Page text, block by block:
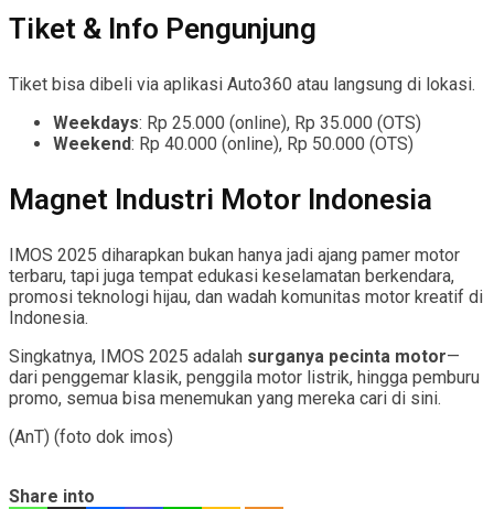
Tiket & Info Pengunjung
Tiket bisa dibeli via aplikasi Auto360 atau langsung di lokasi.
Weekdays: Rp 25.000 (online), Rp 35.000 (OTS)
Weekend: Rp 40.000 (online), Rp 50.000 (OTS)
Magnet Industri Motor Indonesia
IMOS 2025 diharapkan bukan hanya jadi ajang pamer motor
terbaru, tapi juga tempat edukasi keselamatan berkendara,
promosi teknologi hijau, dan wadah komunitas motor kreatif di
Indonesia.
Singkatnya, IMOS 2025 adalah surganya pecinta motor—
dari penggemar klasik, penggila motor listrik, hingga pemburu
promo, semua bisa menemukan yang mereka cari di sini.
(AnT) (foto dok imos)
Share into